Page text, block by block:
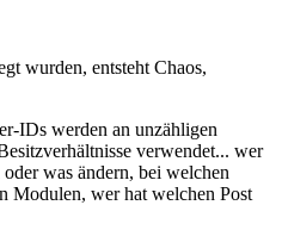
wurden, entsteht Chaos,
IDs werden an unzähligen
verwendet... wer
was ändern, bei welchen
Modulen, wer hat welchen Post